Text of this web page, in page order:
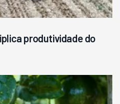
produtividade do